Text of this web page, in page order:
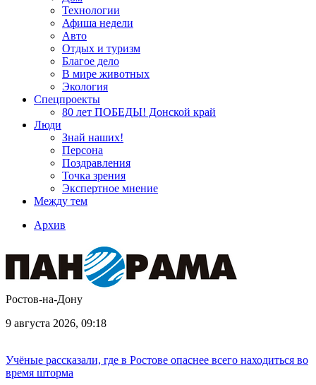
Технологии
Афиша недели
Авто
Отдых и туризм
Благое дело
В мире животных
Экология
Спецпроекты
80 лет ПОБЕДЫ! Донской край
Люди
Знай наших!
Персона
Поздравления
Точка зрения
Экспертное мнение
Между тем
Архив
Ростов-на-Дону
9 августа 2026, 09:18
Учёные рассказали, где в Ростове опаснее всего находиться во
время шторма